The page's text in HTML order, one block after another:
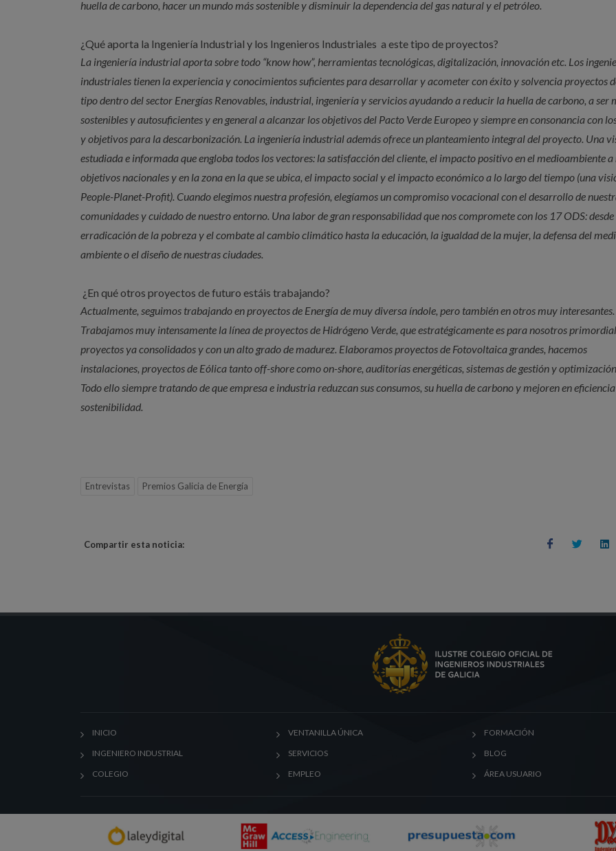
huella de carbono, hacer un mundo más sostenible y disminuir la dependencia del gas natural y el petróleo.
¿Qué aporta la Ingeniería Industrial y los Ingenieros Industriales a este tipo de proyectos?
La ingeniería industrial aporta sobre todo “know how”, herramientas tecnológicas, digitalización, innovación etc. Los
industriales tienen la experiencia y conocimientos suficientes para desarrollar y acometer con éxito y solvencia proyectos
tipo dentro del sector Energías Renovables, industrial, ingeniería y servicios ayudando a reducir la huella de carbono, a ser
sostenibles y autosuficientes y en general a alcanzar los objetivos del Pacto Verde Europeo y siempre en consonancia con
y objetivos para la descarbonización. La ingeniería industrial además ofrece un planteamiento integral del proyecto. Una
estudiada e informada que engloba todos los vectores: la satisfacción del cliente, el impacto positivo en el medioambiente
objetivos nacionales y en la zona en la que se ubica, el impacto social y el impacto económico a lo largo del tiempo (una
People-Planet-Profit). Cuando elegimos nuestra profesión, elegíamos un compromiso vocacional con el desarrollo de
comunidades y cuidado de nuestro entorno. Una labor de gran responsabilidad que nos compromete con los 17 ODS:
erradicación de la pobreza y el combate al cambio climático hasta la educación, la igualdad de la mujer, la defensa del
ambiente o el diseño de nuestras ciudades.
¿En qué otros proyectos de futuro estáis trabajando?
Actualmente, seguimos trabajando en proyectos de Energía de muy diversa índole, pero también en otros muy interesantes.
Trabajamos muy intensamente la línea de proyectos de Hidrógeno Verde, que estratégicamente es para nosotros
proyectos ya consolidados y con un alto grado de madurez. Elaboramos proyectos de Fotovoltaica grandes, hacemos
instalaciones, proyectos de Eólica tanto off-shore como on-shore, auditorías energéticas, sistemas de gestión y
Todo ello siempre tratando de que empresa e industria reduzcan sus consumos, su huella de carbono y mejoren en
sostenibilidad.
Entrevistas Premios Galicia de Energía
Compartir esta noticia:
INICIO
INGENIERO INDUSTRIAL
COLEGIO
VENTANILLA ÚNICA
SERVICIOS
EMPLEO
FORMACIÓN
BLOG
ÁREA USUARIO